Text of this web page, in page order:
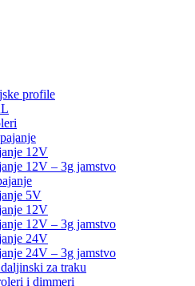
profile
12V
12V – 3g jamstvo
5V
12V
12V – 3g jamstvo
24V
24V – 3g jamstvo
za traku
i dimmeri